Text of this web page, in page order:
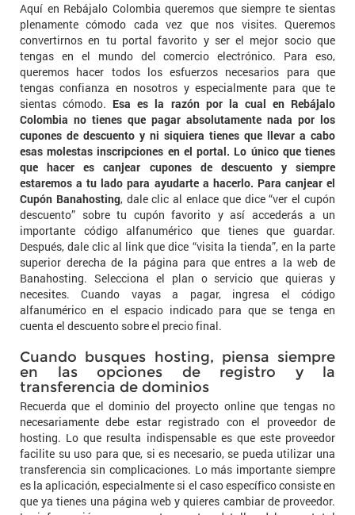
Aquí en Rebájalo Colombia queremos que siempre te sientas
plenamente cómodo cada vez que nos visites. Queremos
convertirnos en tu portal favorito y ser el mejor socio que
tengas en el mundo del comercio electrónico. Para eso,
queremos hacer todos los esfuerzos necesarios para que
tengas confianza en nosotros y especialmente para que te
sientas cómodo. Esa es la razón por la cual en Rebájalo
Colombia no tienes que pagar absolutamente nada por los
cupones de descuento y ni siquiera tienes que llevar a cabo
esas molestas inscripciones en el portal. Lo único que tienes
que hacer es canjear cupones de descuento y siempre
estaremos a tu lado para ayudarte a hacerlo. Para canjear el
Cupón Banahosting, dale clic al enlace que dice “ver el cupón
descuento” sobre tu cupón favorito y así accederás a un
importante código alfanumérico que tienes que guardar.
Después, dale clic al link que dice “visita la tienda”, en la parte
superior derecha de la página para que entres a la web de
Banahosting. Selecciona el plan o servicio que quieras y
necesites. Cuando vayas a pagar, ingresa el código
alfanumérico en el espacio indicado para que se tenga en
cuenta el descuento sobre el precio final.
Cuando busques hosting, piensa siempre
en las opciones de registro y la
transferencia de dominios
Recuerda que el dominio del proyecto online que tengas no
necesariamente debe estar registrado con el proveedor de
hosting. Lo que resulta indispensable es que este proveedor
facilite su uso para que, si es necesario, se pueda utilizar una
transferencia sin complicaciones. Lo más importante siempre
es la aplicación, especialmente si el caso específico consiste en
que ya tienes una página web y quieres cambiar de proveedor.